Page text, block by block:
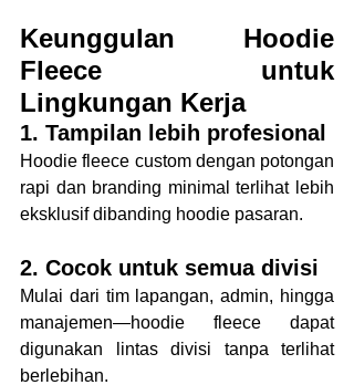
Keunggulan Hoodie
Fleece untuk
Lingkungan Kerja
1. Tampilan lebih profesional
Hoodie fleece custom dengan potongan
rapi dan branding minimal terlihat lebih
eksklusif dibanding hoodie pasaran.
2. Cocok untuk semua divisi
Mulai dari tim lapangan, admin, hingga
manajemen—hoodie fleece dapat
digunakan lintas divisi tanpa terlihat
berlebihan.